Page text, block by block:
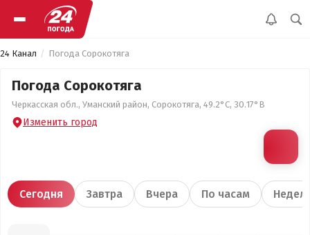
24 Канал Погода Сорокотяга
Погода Сорокотяга
Черкасская обл., Уманский район, Сорокотяга, 49.2°С, 30.17°В
Изменить город
Сегодня Завтра Вчера По часам